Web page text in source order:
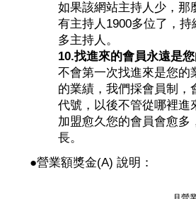
如果該網站主持人少，那
有主持人1900多位了，
多主持人。
10.找進來的會員永遠是
不會第一次找進來是您的
的業績，我們採會員制
代號，以後不管從哪裡進
加盟愈久您的會員會愈
長。
●營業額獎金(A) 說明：